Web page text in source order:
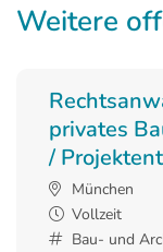
Weitere
privates
/
München
Vollzeit
Bau- und